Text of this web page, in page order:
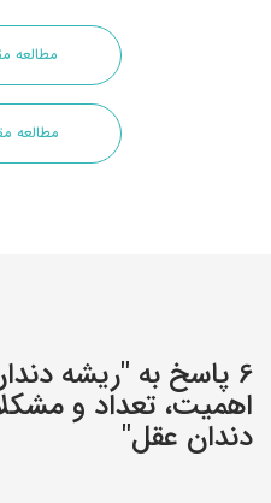
مطالعه
مطالعه
6 پاسخ به "ریشه
اهمیت، تعداد و
دندان عقل"